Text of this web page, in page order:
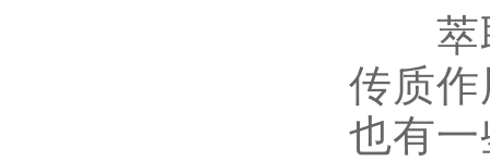
萃取
传质
也有